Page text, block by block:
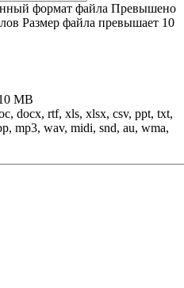
формат файла Превышено
Размер файла превышает 10
MB
docx, rtf, xls, xlsx, csv, ppt, txt,
mp3, wav, midi, snd, au, wma,